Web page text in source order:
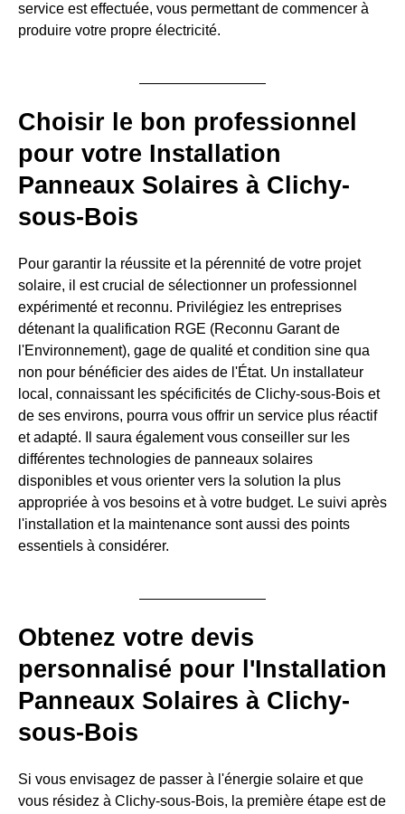
service est effectuée, vous permettant de commencer à
produire votre propre électricité.
Choisir le bon professionnel
pour votre Installation
Panneaux Solaires à Clichy-
sous-Bois
Pour garantir la réussite et la pérennité de votre projet
solaire, il est crucial de sélectionner un professionnel
expérimenté et reconnu. Privilégiez les entreprises
détenant la qualification RGE (Reconnu Garant de
l'Environnement), gage de qualité et condition sine qua
non pour bénéficier des aides de l'État. Un installateur
local, connaissant les spécificités de Clichy-sous-Bois et
de ses environs, pourra vous offrir un service plus réactif
et adapté. Il saura également vous conseiller sur les
différentes technologies de panneaux solaires
disponibles et vous orienter vers la solution la plus
appropriée à vos besoins et à votre budget. Le suivi après
l'installation et la maintenance sont aussi des points
essentiels à considérer.
Obtenez votre devis
personnalisé pour l'Installation
Panneaux Solaires à Clichy-
sous-Bois
Si vous envisagez de passer à l'énergie solaire et que
vous résidez à Clichy-sous-Bois, la première étape est de